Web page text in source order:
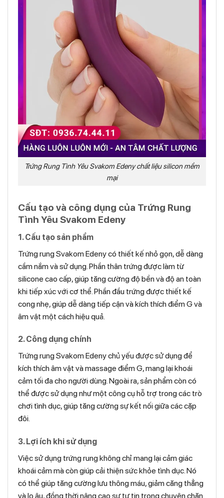
Trứng Rung Tình Yêu Svakom Edeny chất liệu silicon mềm
mại
Cấu tạo và công dụng của Trứng Rung
Tình Yêu Svakom Edeny
1. Cấu tạo sản phẩm
Trứng rung Svakom Edeny có thiết kế nhỏ gọn, dễ dàng
cầm nắm và sử dụng. Phần thân trứng được làm từ
silicone cao cấp, giúp tăng cường độ bền và độ an toàn
khi tiếp xúc với cơ thể. Phần đầu trứng được thiết kế
cong nhẹ, giúp dễ dàng tiếp cận và kích thích điểm G và
âm vật một cách hiệu quả.
2. Công dụng chính
Trứng rung Svakom Edeny chủ yếu được sử dụng để
kích thích âm vật và massage điểm G, mang lại khoái
cảm tối đa cho người dùng. Ngoài ra, sản phẩm còn có
thể được sử dụng như một công cụ hỗ trợ trong các trò
chơi tình dục, giúp tăng cường sự kết nối giữa các cặp
đôi.
3. Lợi ích khi sử dụng
Việc sử dụng trứng rung không chỉ mang lại cảm giác
khoái cảm mà còn giúp cải thiện sức khỏe tình dục. Nó
có thể giúp tăng cường lưu thông máu, giảm căng thẳng
và lo âu, đồng thời nâng cao sự tự tin trong chuyện chăn